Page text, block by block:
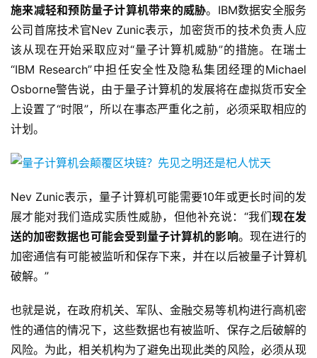
施来减轻和预防量子计算机带来的威胁。IBM数据安全服务
公司首席技术官Nev Zunic表示，加密货币的技术负责人应
该从现在开始采取应对“量子计算机威胁”的措施。在瑞士
“IBM Research”中担任安全性及隐私集团经理的Michael
Osborne警告说，由于量子计算机的发展将在虚拟货币安全
上设置了“时限”，所以在事态严重化之前，必须采取相应的
计划。
Nev Zunic表示，量子计算机可能需要10年或更长时间的发
展才能对我们造成实质性威胁，但他补充说：“我们现在发
送的加密数据也可能会受到量子计算机的影响。现在进行的
加密通信有可能被监听和保存下来，并在以后被量子计算机
破解。”
也就是说，在政府机关、军队、金融交易等机构进行高机密
性的通信的情况下，这些数据也有被监听、保存之后破解的
风险。为此，相关机构为了避免出现此类的风险，必须从现